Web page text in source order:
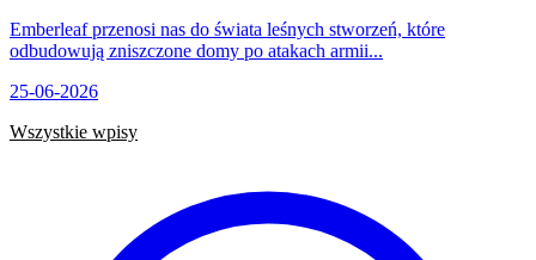
Emberleaf przenosi nas do świata leśnych stworzeń, które
odbudowują zniszczone domy po atakach armii...
25-06-2026
Wszystkie wpisy